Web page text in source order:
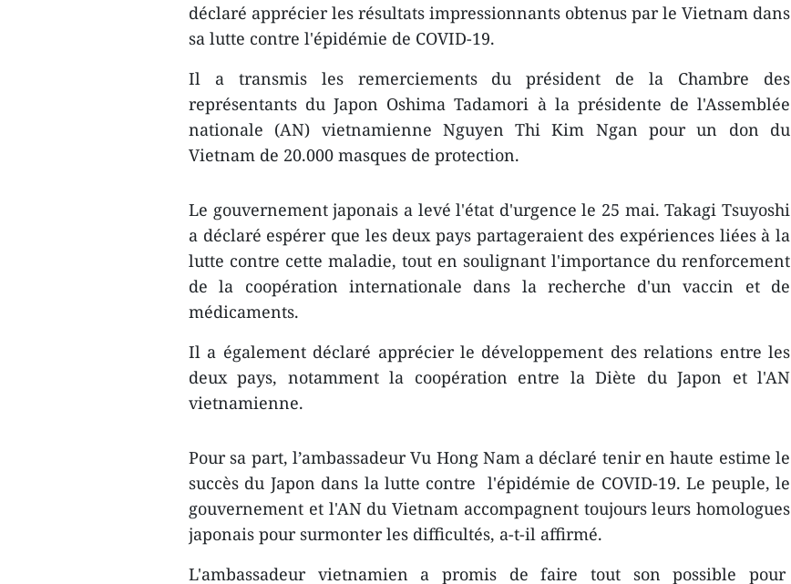
déclaré apprécier les résultats impressionnants obtenus par le Vietnam dans
sa lutte contre l'épidémie de COVID-19.
Il a transmis les remerciements du président de la Chambre des
représentants du Japon Oshima Tadamori à la présidente de l'Assemblée
nationale (AN) vietnamienne Nguyen Thi Kim Ngan pour un don du
Vietnam de 20.000 masques de protection.
Le gouvernement japonais a levé l'état d'urgence le 25 mai. Takagi Tsuyoshi
a déclaré espérer que les deux pays partageraient des expériences liées à la
lutte contre cette maladie, tout en soulignant l'importance du renforcement
de la coopération internationale dans la recherche d'un vaccin et de
médicaments.
Il a également déclaré apprécier le développement des relations entre les
deux pays, notamment la coopération entre la Diète du Japon et l'AN
vietnamienne.
Pour sa part, l’ambassadeur Vu Hong Nam a déclaré tenir en haute estime le
succès du Japon dans la lutte contre l'épidémie de COVID-19. Le peuple, le
gouvernement et l'AN du Vietnam accompagnent toujours leurs homologues
japonais pour surmonter les difficultés, a-t-il affirmé.
L'ambassadeur vietnamien a promis de faire tout son possible pour